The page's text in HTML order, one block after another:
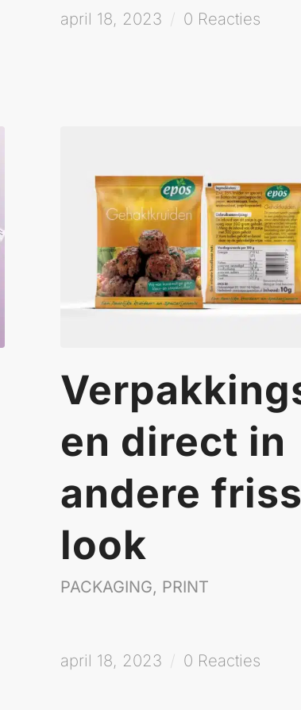
april 18, 2023 / 0 Reacties
en direct in
andere
look
PACKAGING, PRINT
april 18, 2023 / 0 Reacties